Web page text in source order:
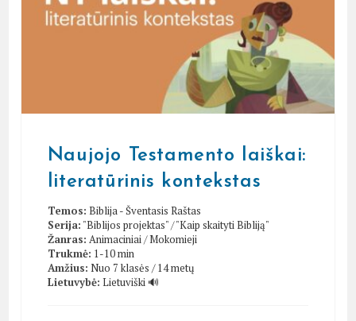
Naujojo Testamento laiškai:
literatūrinis kontekstas
Temos: Biblija - Šventasis Raštas
Serija: "Biblijos projektas"/"Kaip skaityti Bibliją"
Žanras: Animaciniai /Mokomieji
Trukmė: 1-10 min
Amžius: Nuo 7 klasės / 14 metų
Lietuvybė: Lietuviški 🔊